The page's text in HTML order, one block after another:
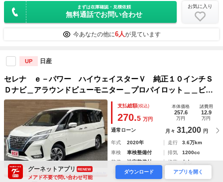
まずは在庫確認・見積依頼
無料通話でお問い合わせ
お気に入り
今あなたの他に6人が見ています
UP 日産
セレナ ｅ－パワー ハイウェイスターＶ 純正１０インチＳ
Ｄナビ＿アラウンドビューモニター＿プロパイロット＿＿ビル
ドインＥＴＣ＿両側パワースライドドア＿Ｂｌｕｅｔｏｏｔｈ
オーディオ＿ドライブレコーダー＿ＢＳＭ＿純正１５インチＡ
Ｗ＿キーフリー
支払総額(税込)
270.5 万円
本体価格
257.6
万円
諸費用
12.9
万円
通常ローン 月々 31,200 円
年式 2020年 走行
3.6万km
車検
車検整備付 排気
1200cc
整備
法定整備付 修復
なし
保証付 (3ヶ月・3000km)
グーネットアプリ RENEW
メアド不要で問い合わせ可能
ダウンロード アプリを開く